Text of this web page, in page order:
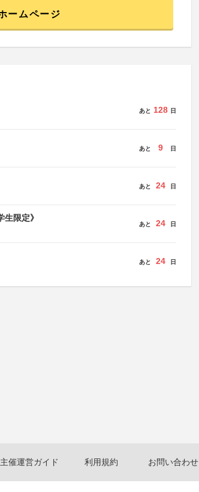
ームページ
あと 128 日
あと 9 日
あと 24 日
限定》
あと 24 日
あと 24 日
主催運営ガイド 利用規約 お問い合わせ